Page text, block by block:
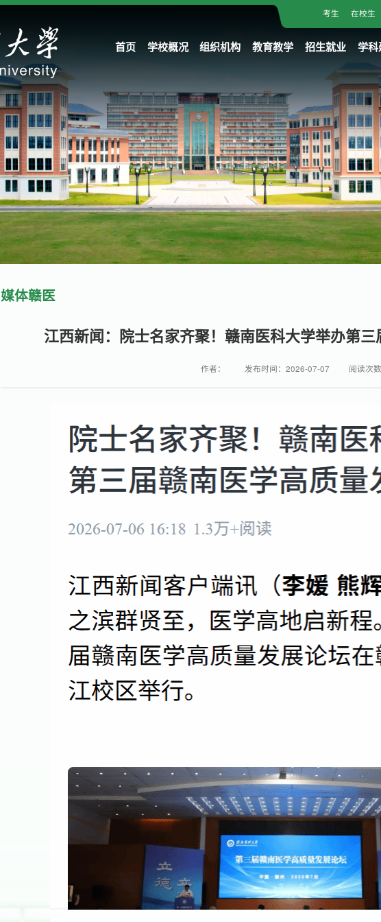
考生 在校生
首页 学校概况 组织机构 教育教学 招生就业 学
媒体赣医
江西新闻：院士名家齐聚！赣南医科大学举办第
作者： 发布时间：2026-07-07 阅读次